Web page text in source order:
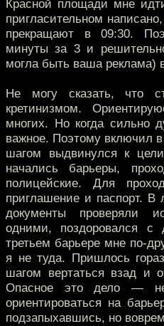
Красной площади мне
пригласительном
прекращают в 09:30.
минуты за 3 и
могла быть ваша реклама)
Не могу сказать, что
кретинизмом.
многих. Но когда сильно
важное. Поэтому включил
шагом выдвинулся к
начались барьеры,
полицейские. Для
приглашение и паспорт. В
документы проверяли
одними, поздоровался
третьем барьере мне по-
я не туда. Пришлось
шагом вертаться взад и
Опасное это дело —
ориентироваться на
подзапыхавшись, но